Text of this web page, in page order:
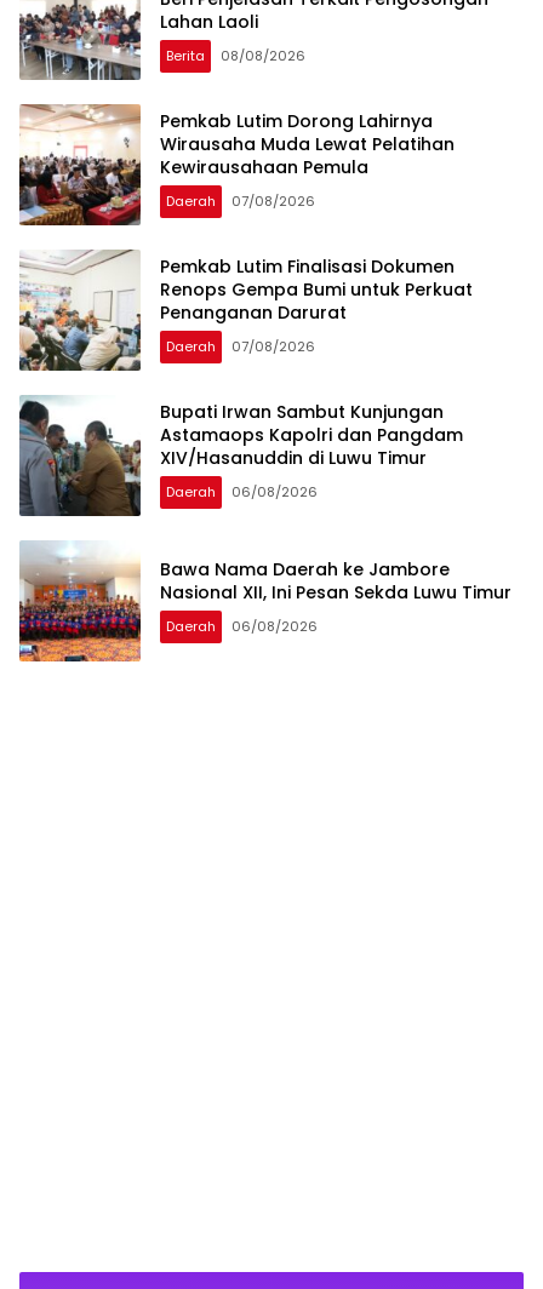
Lahan Laoli
Berita 08/08/2026
Pemkab Lutim Dorong Lahirnya
Wirausaha Muda Lewat Pelatihan
Kewirausahaan Pemula
Daerah 07/08/2026
Pemkab Lutim Finalisasi Dokumen
Renops Gempa Bumi untuk Perkuat
Penanganan Darurat
Daerah 07/08/2026
Bupati Irwan Sambut Kunjungan
Astamaops Kapolri dan Pangdam
XIV/Hasanuddin di Luwu Timur
Daerah 06/08/2026
Bawa Nama Daerah ke Jambore
Nasional XII, Ini Pesan Sekda Luwu Timur
Daerah 06/08/2026